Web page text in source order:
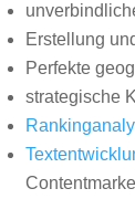
Erstellung
Perfekte
strategische